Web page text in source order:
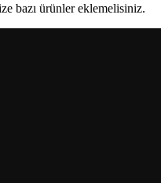
bazı ürünler eklemelisiniz.